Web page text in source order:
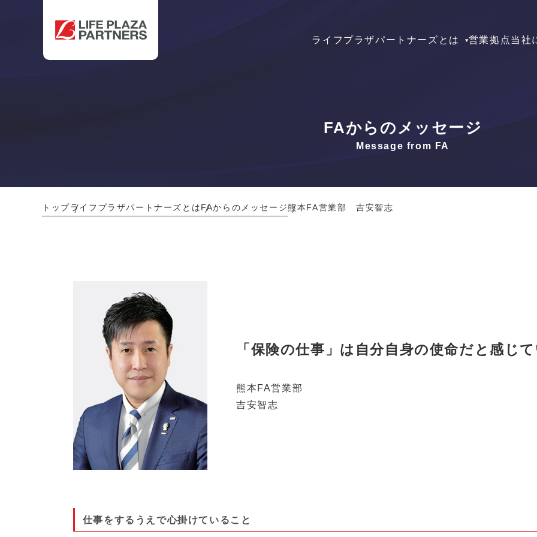
ライフプラザパートナーズとは 営業拠点当社
FAからのメッセージ
Message from FA
トップライフプラザパートナーズとはFAからのメッセージ熊本FA営業部 吉安智志
「保険の仕事」は自分自身の使命だと感じ
熊本FA営業部
吉安智志
仕事をするうえで心掛けていること